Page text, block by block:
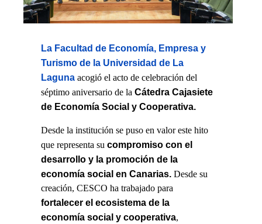
La Facultad de Economía, Empresa y
Turismo de la Universidad de La
Laguna acogió el acto de celebración del
séptimo aniversario de la Cátedra Cajasiete
de Economía Social y Cooperativa.
Desde la institución se puso en valor este hito
que representa su compromiso con el
desarrollo y la promoción de la
economía social en Canarias. Desde su
creación, CESCO ha trabajado para
fortalecer el ecosistema de la
economía social y cooperativa,